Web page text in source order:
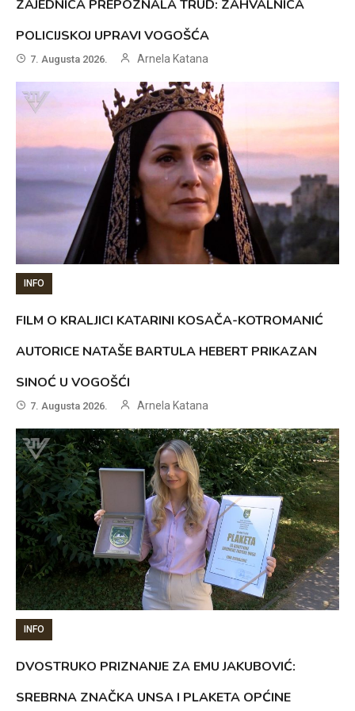
ZAJEDNICA PREPOZNALA TRUD: ZAHVALNICA
POLICIJSKOJ UPRAVI VOGOŠĆA
7. Augusta 2026. Arnela Katana
INFO
FILM O KRALJICI KATARINI KOSAČA-KOTROMANIĆ
AUTORICE NATAŠE BARTULA HEBERT PRIKAZAN
SINOĆ U VOGOŠĆI
7. Augusta 2026. Arnela Katana
INFO
DVOSTRUKO PRIZNANJE ZA EMU JAKUBOVIĆ:
SREBRNA ZNAČKA UNSA I PLAKETA OPĆINE